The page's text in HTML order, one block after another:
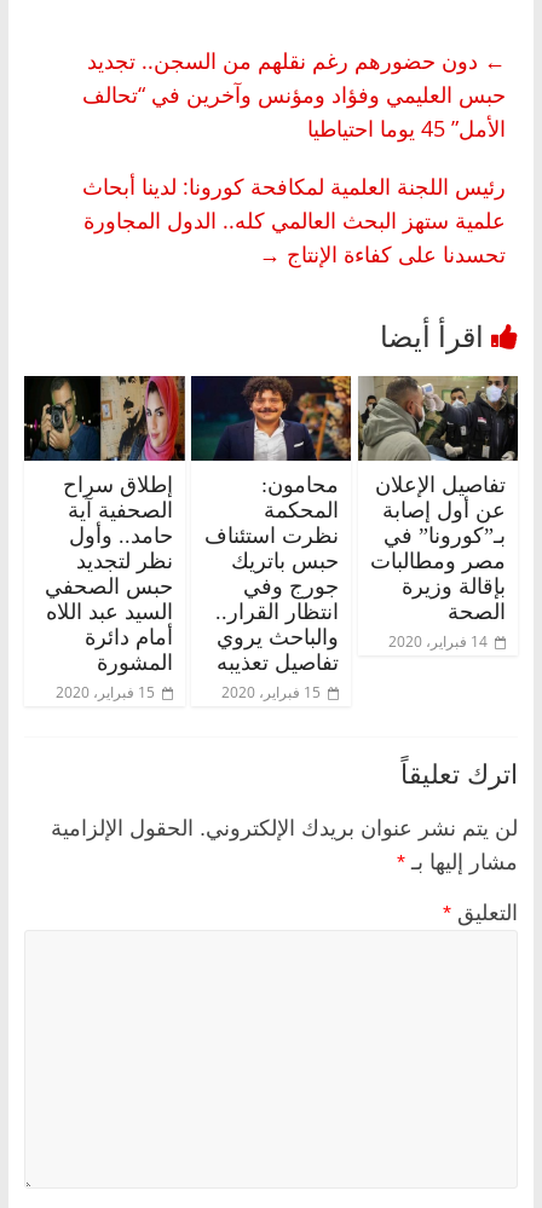
← دون حضورهم رغم نقلهم من السجن.. تجديد
حبس العليمي وفؤاد ومؤنس وآخرين في “تحالف
الأمل” 45 يوما احتياطيا
رئيس اللجنة العلمية لمكافحة كورونا: لدينا أبحاث
علمية ستهز البحث العالمي كله.. الدول المجاورة
تحسدنا على كفاءة الإنتاج →
تفاصيل الإعلان
عن أول إصابة
بـ”كورونا” في
مصر ومطالبات
بإقالة وزيرة
الصحة
14 فبراير، 2020
محامون:
المحكمة
نظرت استئناف
حبس باتريك
جورج وفي
انتظار القرار..
والباحث يروي
تفاصيل تعذيبه
15 فبراير، 2020
إطلاق سراح
الصحفية آية
حامد.. وأول
نظر لتجديد
حبس الصحفي
السيد عبد اللاه
أمام دائرة
المشورة
15 فبراير، 2020
اترك تعليقاً
لن يتم نشر عنوان بريدك الإلكتروني. الحقول الإلزامية
مشار إليها بـ *
التعليق *